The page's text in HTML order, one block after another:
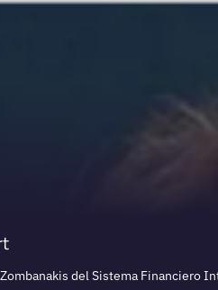
del Sistema Financiero